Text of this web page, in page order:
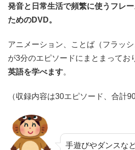
発音と日常生活で頻繁に使うフレ
ためのDVD。
アニメーション、ことば（フラッ
が3分のエピソードにまとまってお
英語を学べます。
（収録内容は30エピソード、合計90
手遊びやダンスな